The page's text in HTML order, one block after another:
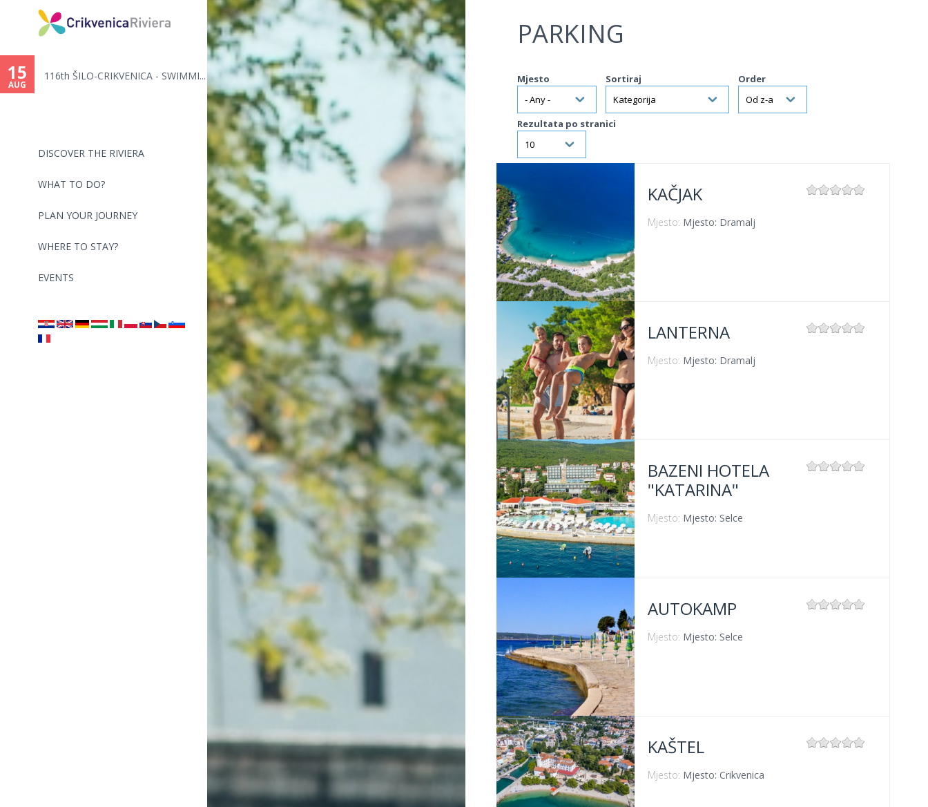
Jump to navigation
DISCOVER THE RIVIERA
WHAT TO DO?
PLAN YOUR JOURNEY
WHERE TO STAY?
EVENTS
15
AUG
116th ŠILO-CRIKVENICA - SWIMMI...
PARKING
Mjesto Sortiraj Order
Rezultata po stranici
VIŠE INFORMACIJA
KAČJAK
Mjesto: Mjesto: Dramalj
VIŠE INFORMACIJA
LANTERNA
Mjesto: Mjesto: Dramalj
VIŠE INFORMACIJA
BAZENI HOTELA
"KATARINA"
Mjesto: Mjesto: Selce
VIŠE INFORMACIJA
AUTOKAMP
Mjesto: Mjesto: Selce
KAŠTEL
Mjesto: Mjesto: Crikvenica